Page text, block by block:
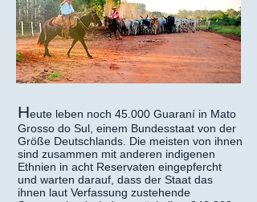
Heute leben noch 45.000 Guaraní in Mato
Grosso do Sul, einem Bundesstaat von der
Größe Deutschlands. Die meisten von ihnen
sind zusammen mit anderen indigenen
Ethnien in acht Reservaten eingepfercht
und warten darauf, dass der Staat das
ihnen laut Verfassung zustehende